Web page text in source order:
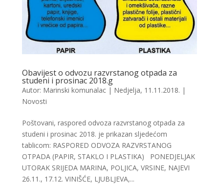
Obavijest o odvozu razvrstanog otpada za
studeni i prosinac 2018.g
Autor: Marinski komunalac| Nedjelja, 11.11.2018. |
Novosti
Poštovani, raspored odvoza razvrstanog otpada za
studeni i prosinac 2018. je prikazan sljedećom
tablicom: RASPORED ODVOZA RAZVRSTANOG
OTPADA (PAPIR, STAKLO I PLASTIKA) PONEDJELJAK
UTORAK SRIJEDA MARINA, POLJICA, VRSINE, NAJEVI
26.11., 17.12. VINIŠĆE, LJUBLJEVA,...